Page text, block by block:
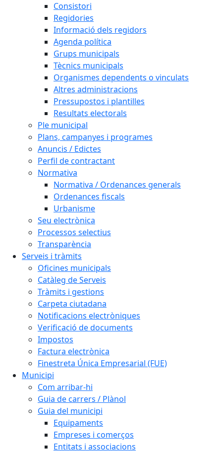
Consistori
Regidories
Informació dels regidors
Agenda política
Grups municipals
Tècnics municipals
Organismes dependents o vinculats
Altres administracions
Pressupostos i plantilles
Resultats electorals
Ple municipal
Plans, campanyes i programes
Anuncis / Edictes
Perfil de contractant
Normativa
Normativa / Ordenances generals
Ordenances fiscals
Urbanisme
Seu electrònica
Processos selectius
Transparència
Serveis i tràmits
Oficines municipals
Catàleg de Serveis
Tràmits i gestions
Carpeta ciutadana
Notificacions electròniques
Verificació de documents
Impostos
Factura electrònica
Finestreta Única Empresarial (FUE)
Municipi
Com arribar-hi
Guia de carrers / Plànol
Guia del municipi
Equipaments
Empreses i comerços
Entitats i associacions